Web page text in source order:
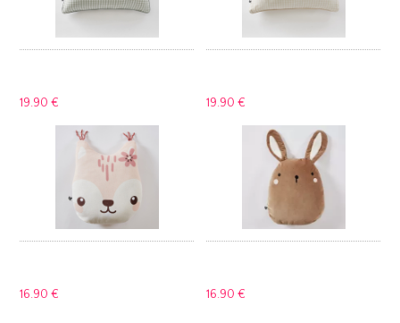
19.90 € 19.90 €
16.90 € 16.90 €